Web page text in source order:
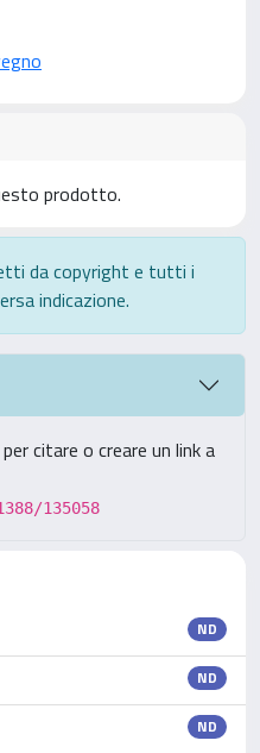
prodotto.
da copyright e tutti i
indicazione.
citare o creare un link a
135058
ND
ND
ND